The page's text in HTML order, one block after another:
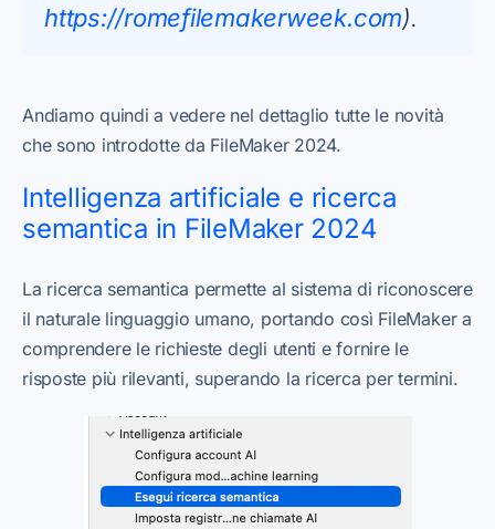
https://romefilemakerweek.com).
Andiamo quindi a vedere nel dettaglio tutte le novità
che sono introdotte da FileMaker 2024.
Intelligenza artificiale e ricerca
semantica in FileMaker 2024
La ricerca semantica permette al sistema di riconoscere
il naturale linguaggio umano, portando così FileMaker a
comprendere le richieste degli utenti e fornire le
risposte più rilevanti, superando la ricerca per termini.